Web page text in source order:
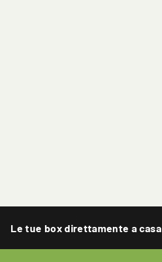
Le tue box direttamente a casa